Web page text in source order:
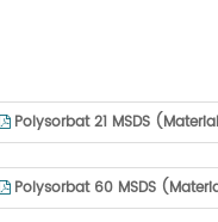
Polysorbat 21 MSDS
Polysorbat 60 MSDS